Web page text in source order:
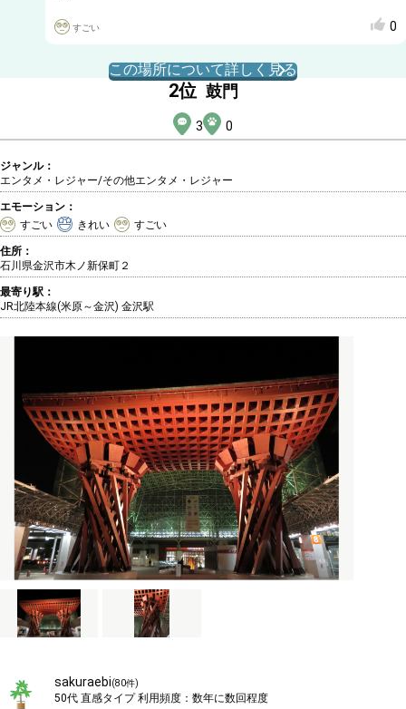
すごい 0
この場所について詳しく見る
2位 鼓門
3 0
ジャンル：
エンタメ・レジャー/その他エンタメ・レジャー
エモーション：
すごい
きれい すごい
住所：
石川県金沢市木ノ新保町２
最寄り駅：
JR北陸本線(米原～金沢) 金沢駅
sakuraebi(80件)
50代 直感タイプ利用頻度： 数年に数回程度